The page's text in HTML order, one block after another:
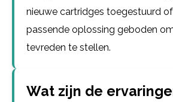
nieuwe cartridges toegestuurd
passende oplossing geboden
tevreden te stellen.
Wat zijn de